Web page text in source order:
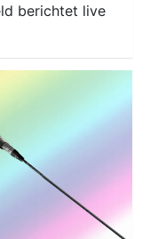
berichtet live